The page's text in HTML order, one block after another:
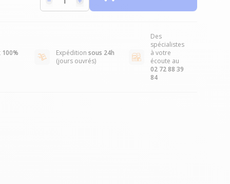
100%
Expédition sous 24h
(jours ouvrés)
Des
spécialistes
à votre
écoute au
02 72 88 39
84